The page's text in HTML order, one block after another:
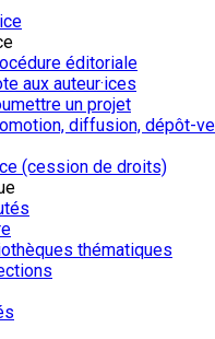
éditoriale
aux auteur·ices
un projet
diffusion, dépôt-
(cession de droits)
thématiques